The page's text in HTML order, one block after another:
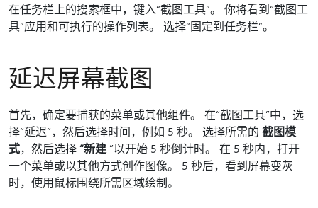
在任务栏上的搜索框中，键入“截图工具”。 你将看到“截图工
具”应用和可执行的操作列表。 选择“固定到任务栏”。
延迟屏幕截图
首先，确定要捕获的菜单或其他组件。 在“截图工具”中，选
择“延迟”，然后选择时间，例如 5 秒。 选择所需的 截图模
式，然后选择“新建 ”以开始 5 秒倒计时。 在 5 秒内，打开
一个菜单或以其他方式创作图像。 5 秒后，看到屏幕变灰
时，使用鼠标围绕所需区域绘制。